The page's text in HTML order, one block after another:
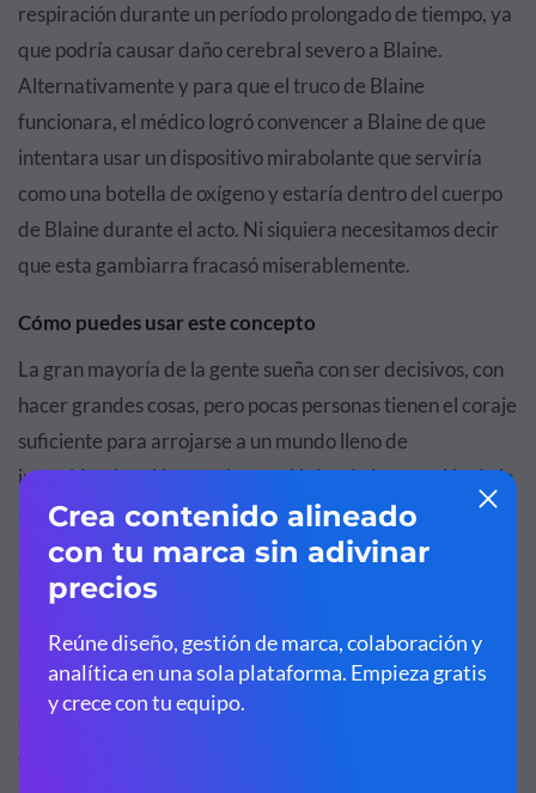
respiración durante un período prolongado de tiempo, ya
que podría causar daño cerebral severo a Blaine.
Alternativamente y para que el truco de Blaine
funcionara, el médico logró convencer a Blaine de que
intentara usar un dispositivo mirabolante que serviría
como una botella de oxígeno y estaría dentro del cuerpo
de Blaine durante el acto. Ni siquiera necesitamos decir
que esta gambiarra fracasó miserablemente.
Cómo puedes usar este concepto
La gran mayoría de la gente sueña con ser decisivos, con
hacer grandes cosas, pero pocas personas tienen el coraje
suficiente para arrojarse a un mundo lleno de
incertidumbre. Y esa es la gran lógica de la negación de la
aventura, pocas personas tienen el ímpetu de abandonar
la comodidad de sus vidas para emprender una aventura
incierta.
Cuando las grandes aventuras llaman a la puerta, la
mayoría de la gente incluso responde, pero no permiten
que eso altere inmediatamente el curso de sus vidas,